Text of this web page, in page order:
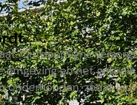
OutdoorSigns verzorgt
en het gebruik
onderhouden, zodat